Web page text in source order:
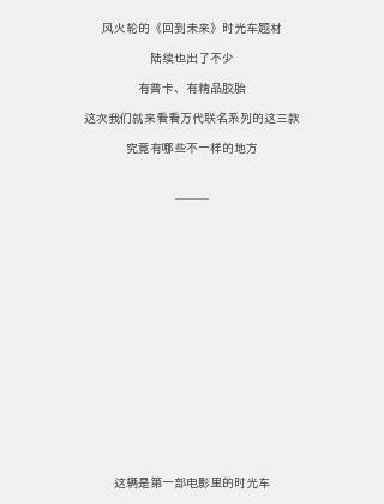
风火轮的《回到未来》时光车题材
陆续也出了不少
有普卡、有精品胶胎
这次我们就来看看万代联名系列的这三款
究竟有哪些不一样的地方
这辆是第一部电影里的时光车